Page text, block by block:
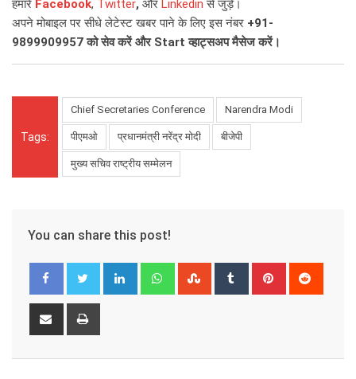
हमारे Facebook, Twitter, और Linkedin से जुड़ें।
अपने मोबाइल पर सीधे लेटेस्ट खबर पाने के लिए इस नंबर +91-
9899909957को सेव करें और Start व्हाट्सअप मैसेज करें।
Tags:
Chief Secretaries Conference Narendra Modi
पीएमओ प्रधानमंत्री नरेंद्र मोदी बीजेपी
मुख्य सचिव राष्ट्रीय सम्मेलन
You can share this post!
LinkedIn WhatsappStumbleUpon
Tumblr Pinterest
Share